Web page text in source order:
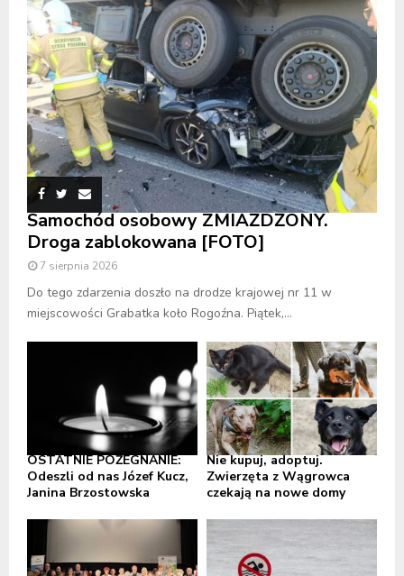
Samochód osobowy ZMIAŻDŻONY.
Droga zablokowana [FOTO]
7 sierpnia 2026
Do tego zdarzenia doszło na drodze krajowej nr 11 w
miejscowości Grabatka koło Rogoźna. Piątek,...
OSTATNIE POŻEGNANIE:
Odeszli od nas Józef Kucz,
Janina Brzostowska
Nie kupuj, adoptuj.
Zwierzęta z Wągrowca
czekają na nowe domy